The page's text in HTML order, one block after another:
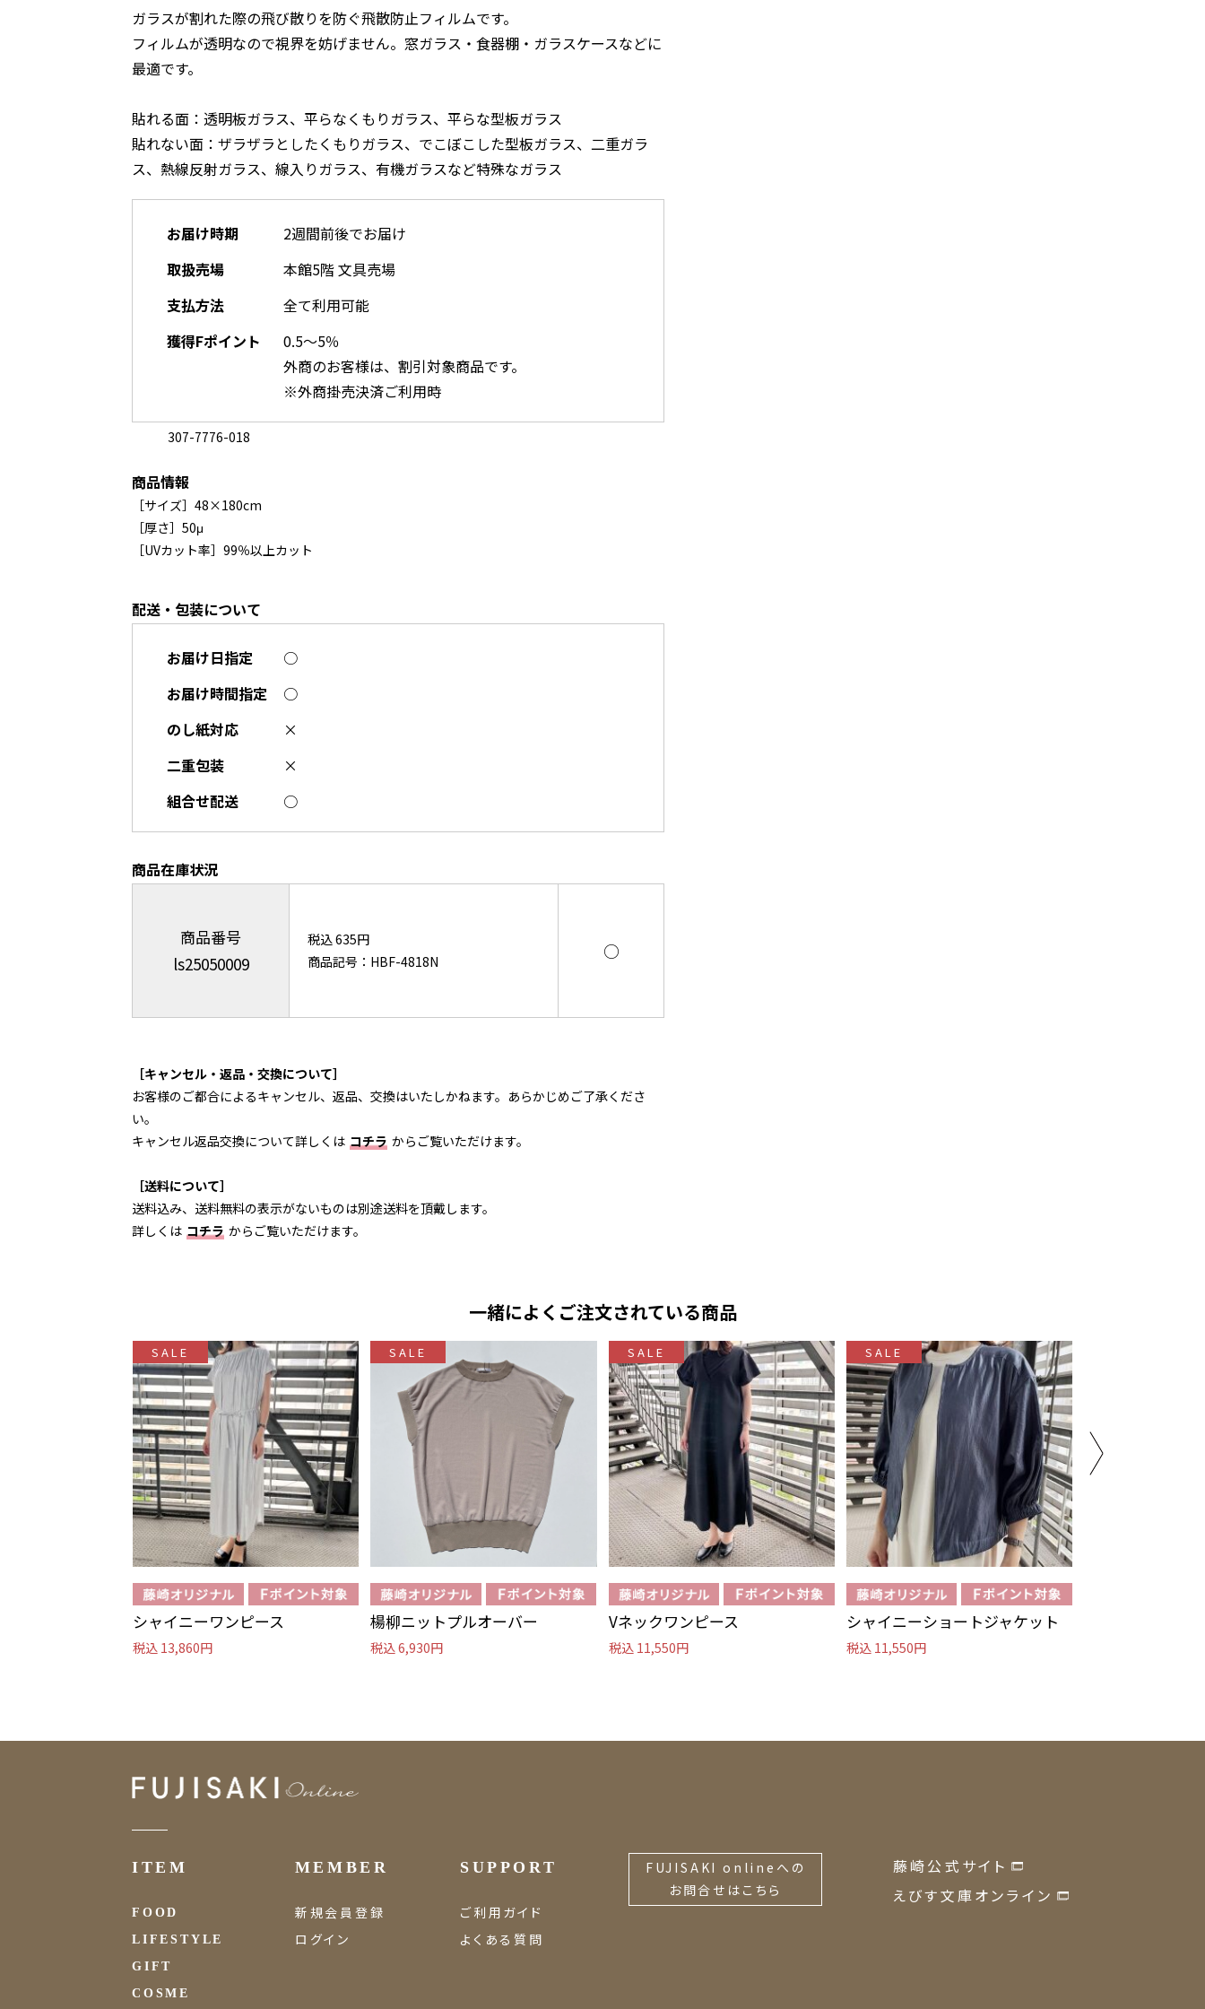
ガラスが割れた際の飛び散りを防ぐ飛散防止フィルムです。
フィルムが透明なので視界を妨げません。窓ガラス・食器棚・ガラスケースなどに
最適です。
貼れる面：透明板ガラス、平らなくもりガラス、平らな型板ガラス
貼れない面：ザラザラとしたくもりガラス、でこぼこした型板ガラス、二重ガラ
ス、熱線反射ガラス、線入りガラス、有機ガラスなど特殊なガラス
お届け時期
2週間前後でお届け
取扱売場
本館5階 文具売場
支払方法
全て利用可能
獲得Fポイント
0.5～5％
外商のお客様は、割引対象商品です。
※外商掛売決済ご利用時
307-7776-018
商品情報
［サイズ］48×180cm
［厚さ］50μ
［UVカット率］99％以上カット
配送・包装について
お届け日指定
○
お届け時間指定
○
のし紙対応
×
二重包装
×
組合せ配送
○
商品在庫状況
商品番号
ls25050009
税込 635円
商品記号：HBF-4818N
○
［キャンセル・返品・交換について］
お客様のご都合によるキャンセル、返品、交換はいたしかねます。あらかじめご了承くださ
い。
キャンセル返品交換について詳しくは コチラ からご覧いただけます。
［送料について］
送料込み、送料無料の表示がないものは別途送料を頂戴します。
詳しくは コチラ からご覧いただけます。
一緒によくご注文されている商品
SALE
シャイニーワンピース
税込 13,860円
SALE
楊柳ニットプルオーバー
税込 6,930円
SALE
Vネックワンピース
税込 11,550円
SALE
シャイニーショートジャケット
税込 11,550円
ITEM
FOOD
LIFESTYLE
GIFT
COSME
MEMBER
新規会員登録
ログイン
SUPPORT
ご利用ガイド
よくある質問
FUJISAKI onlineへの
お問合せはこちら
藤崎公式サイト
えびす文庫オンライン